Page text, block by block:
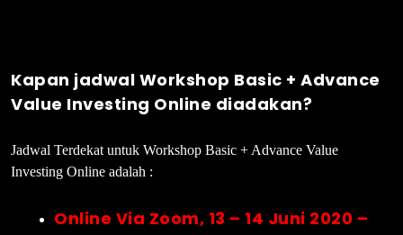
Kapan jadwal Workshop Basic + Advance
Value Investing Online diadakan?
Jadwal Terdekat untuk Workshop Basic + Advance Value
Investing Online adalah :
Online Via Zoom, 13 – 14 Juni 2020 –